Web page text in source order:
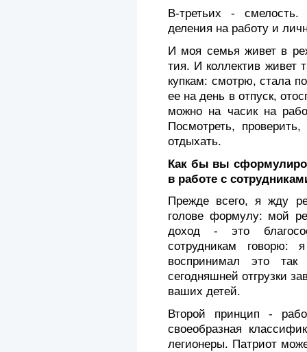
В-третьих -
деления на работу и
И моя семья живет в
тия. И коллектив живет
купкам: смотрю, стала
ее на день в отпуск,
можно на часик на
Посмотреть,
отдыхать.
Как бы вы
в работе с
Прежде всего, я жду
голове формулу: мой
доход - это
сотрудникам
воспринимал это
сегодняшней отгрузки
ваших детей.
Второй принцип -
своеобразная
легионеры. Патриот